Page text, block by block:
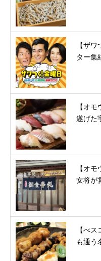
【ザ
ター集
【オ
遂げた
【オ
女将が
【べ
も通う